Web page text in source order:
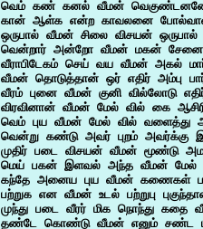
வெம் கண் கனல் வீமன்
கான் ஆள்க என்ற காவலனை
ஒருபால் வீமன் சிலை விசயன்
வென்றார் அன்றோ வீமன் மகன்
வீராபிடேகம் செய் வய வீமன் அகல்
வீமன் தொடுத்தான் ஒர் எதிர் அம்பு
வீரம் புனை வீமன் குனி வில்லோடு
விரவினான் வீமன் மேல் வில் கை
வெம் புய வீமன் மேல் வில் வளைத்து
வென்று கண்டு அவர் புறம்
முதிர் படை விசயன் வீமன் மூண்டு
மெய் பகன் இளவல் அந்த வீமன் மேல்
கந்தே அனைய புய வீமன் கணைகள்
பற்றுக என வீமன் உடல் பற்றுபு
முந்து படை வீரர் மிக நொந்து கதை
தண்டே கொண்டு வீமன் எனும் சண்ட